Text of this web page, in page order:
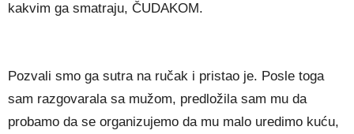
kakvim ga smatraju, ČUDAKOM.
Pozvali smo ga sutra na ručak i pristao je. Posle toga
sam razgovarala sa mužom, predložila sam mu da
probamo da se organizujemo da mu malo uredimo kuću,